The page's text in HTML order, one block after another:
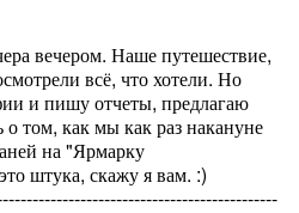
вечером. Наше путешествие,
всё, что хотели. Но
и пишу отчеты, предлагаю
о том, как мы как раз накануне
на "Ярмарку
штука, скажу я вам. :)